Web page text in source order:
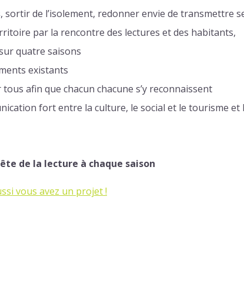
sortir de l’isolement, redonner envie de transmettre
par la rencontre des lectures et des habitants,
quatre saisons
existants
afin que chacun chacune s’y reconnaissent
fort entre la culture, le social et le tourisme et
de la lecture à chaque saison
vous avez un projet !